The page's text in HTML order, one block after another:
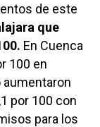
de este
que
En Cuenca
100 en
aumentaron
por 100 con
para los